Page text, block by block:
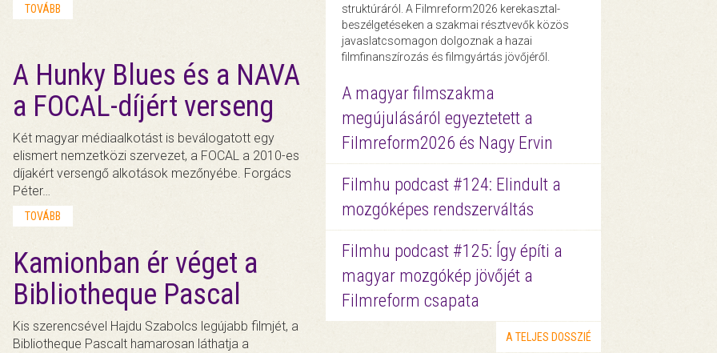
TOVÁBB
A Hunky Blues és a NAVA
a FOCAL-díjért verseng
Két magyar médiaalkotást is beválogatott egy
elismert nemzetközi szervezet, a FOCAL a 2010-es
díjakért versengő alkotások mezőnyébe. Forgács
Péter…
TOVÁBB
Kamionban ér véget a
Bibliotheque Pascal
Kis szerencsével Hajdu Szabolcs legújabb filmjét, a
Bibliotheque Pascalt hamarosan láthatja a
struktúráról. A Filmreform2026 kerekasztal-
beszélgetéseken a szakmai résztvevők közös
javaslatcsomagon dolgoznak a hazai
filmfinanszírozás és filmgyártás jövőjéről.
A magyar filmszakma
megújulásáról egyeztetett a
Filmreform2026 és Nagy Ervin
Filmhu podcast #124: Elindult a
mozgóképes rendszerváltás
Filmhu podcast #125: Így építi a
magyar mozgókép jövőjét a
Filmreform csapata
A TELJES DOSSZIÉ